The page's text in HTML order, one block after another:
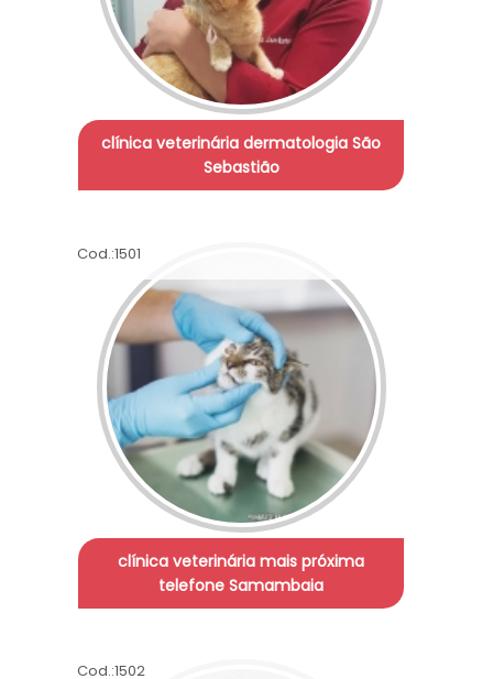
clínica veterinária dermatologia São
Sebastião
Cod.:1501
clínica veterinária mais próxima
telefone Samambaia
Cod.:1502